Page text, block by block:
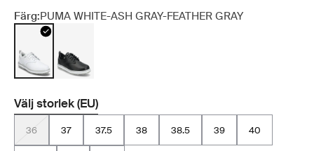
Färg:PUMA WHITE-ASH GRAY-FEATHER GRAY
Välj storlek (EU)
36 37 37.5 38 38.5 39 40